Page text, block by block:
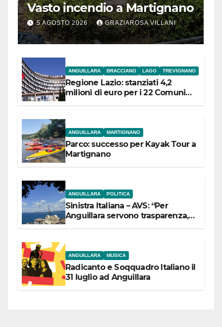
Vasto incendio a Martignano
5 AGOSTO 2026 GRAZIAROSA VILLANI
ANGUILLARA BRACCIANO LAGO TREVIGNANO
Regione Lazio: stanziati 4,2
milioni di euro per i 22 Comuni
ANGUILLARA MARTIGNANO
Parco: successo per Kayak Tour a
Martignano
ANGUILLARA POLITICA
Sinistra Italiana – AVS: “Per
Anguillara servono trasparenza,
ANGUILLARA MUSICA
Radicanto e Soqquadro Italiano il
31 luglio ad Anguillara